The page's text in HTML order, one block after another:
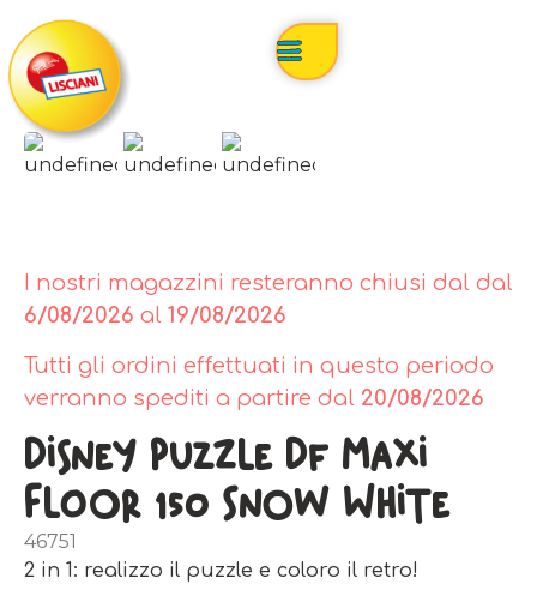
I nostri magazzini resteranno chiusi dal dal
6/08/2026 al 19/08/2026
Tutti gli ordini effettuati in questo periodo
verranno spediti a partire dal 20/08/2026
Disney Puzzle Df Maxi
Floor 150 Snow White
46751
2 in 1: realizzo il puzzle e coloro il retro!